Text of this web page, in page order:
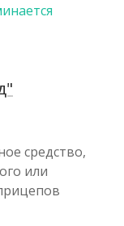
средство,
или